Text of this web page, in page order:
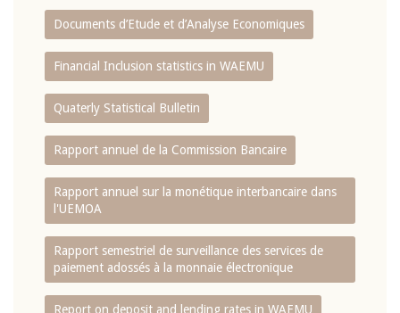
Documents d’Etude et d’Analyse Economiques
Financial Inclusion statistics in WAEMU
Quaterly Statistical Bulletin
Rapport annuel de la Commission Bancaire
Rapport annuel sur la monétique interbancaire dans
l'UEMOA
Rapport semestriel de surveillance des services de
paiement adossés à la monnaie électronique
Report on deposit and lending rates in WAEMU